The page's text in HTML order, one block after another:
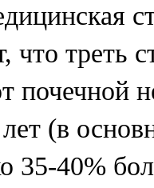
что
почечной
(в
35-40%